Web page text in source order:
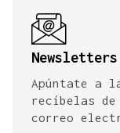
Apúntate a
recíbelas
correo